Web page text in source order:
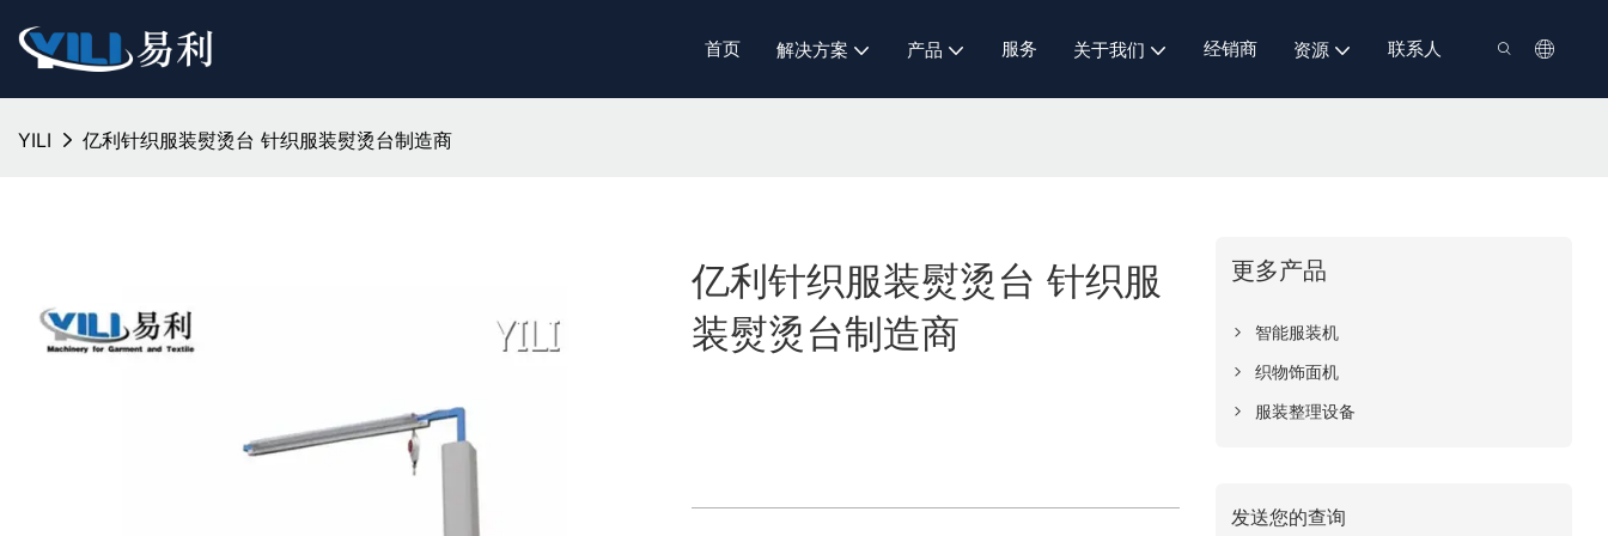
首页 解决方案 产品 服务 关于我们 经销商 资源 联系人
YILI 亿利针织服装熨烫台 针织服装熨烫台制造商
亿利针织服装熨烫台 针织服
装熨烫台制造商
更多产品
智能服装机
织物饰面机
服装整理设备
发送您的查询